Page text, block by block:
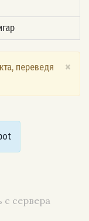
×
переведя
с сервера